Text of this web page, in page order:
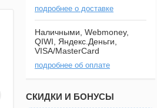
подробнее о доставке
Наличными, Webmoney,
QIWI, Яндекс.Деньги,
VISA/MasterCard
подробнее об оплате
СКИДКИ И БОНУСЫ